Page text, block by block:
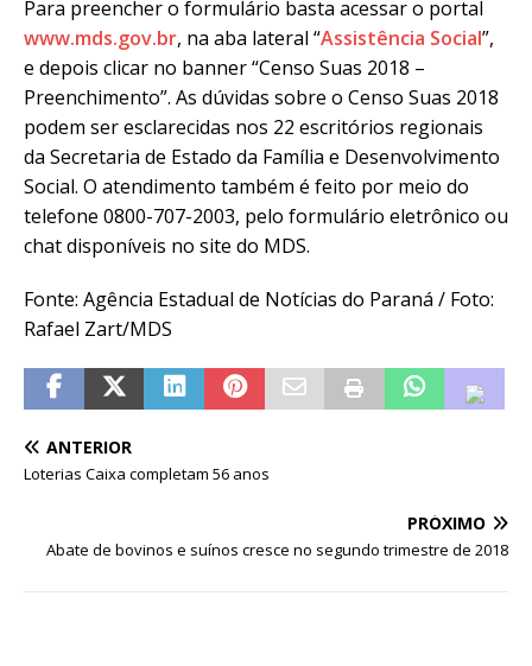
Para preencher o formulário basta acessar o portal
www.mds.gov.br, na aba lateral “Assistência Social”,
e depois clicar no banner “Censo Suas 2018 –
Preenchimento”. As dúvidas sobre o Censo Suas 2018
podem ser esclarecidas nos 22 escritórios regionais
da Secretaria de Estado da Família e Desenvolvimento
Social. O atendimento também é feito por meio do
telefone 0800-707-2003, pelo formulário eletrônico ou
chat disponíveis no site do MDS.
Fonte: Agência Estadual de Notícias do Paraná / Foto:
Rafael Zart/MDS
ANTERIOR
Loterias Caixa completam 56 anos
PRÓXIMO
Abate de bovinos e suínos cresce no segundo trimestre de 2018